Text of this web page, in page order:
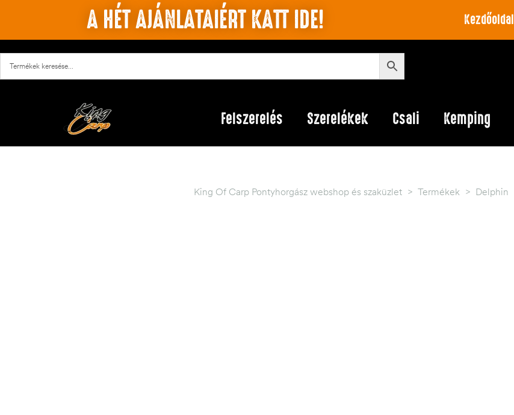
A HÉT AJÁNLATAIÉRT KATT IDE! Kezdőoldal
Felszerelés Szerelékek Csali Kemping
King Of Carp Pontyhorgász webshop és szaküzlet > Termékek > Delphin